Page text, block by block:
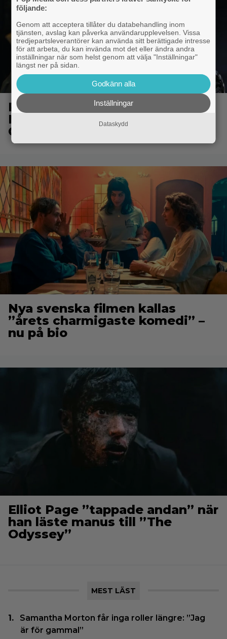
Från ”Heartstopper” till ”X-
Men”? Kit Connor kan bli nye
Cyclops
Nya svenska filmen kallas
”årets charmigaste komedi” –
nu på bio
Elliot Page ”tappade andan” när
han läste manus till ”The
Odyssey”
MEST LÄST
Samantha Morton får inga roller längre: ”Jag
är för gammal”
följande:
Genom att acceptera tillåter du databehandling inom
tjänsten, avslag kan påverka användarupplevelsen. Vissa
tredjepartsleverantörer kan använda sitt berättigade intresse
för att arbeta, du kan invända mot det eller ändra andra
inställningar när som helst genom att välja "Inställningar"
längst ner på sidan.
Godkänn alla
Inställningar
Dataskydd